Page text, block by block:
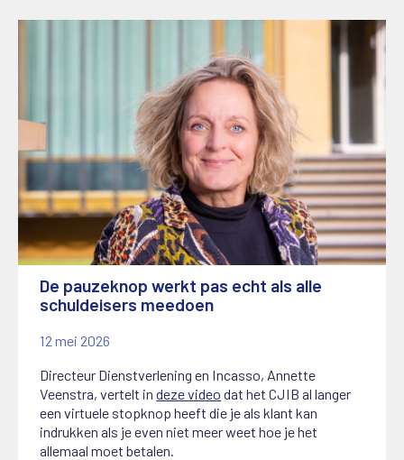
De pauzeknop werkt pas echt als alle
schuldeisers meedoen
12 mei 2026
Directeur Dienstverlening en Incasso, Annette
Veenstra, vertelt indeze video dat het CJIB al langer
een virtuele stopknop heeft die je als klant kan
indrukken als je even niet meer weet hoe je het
allemaal moet betalen.